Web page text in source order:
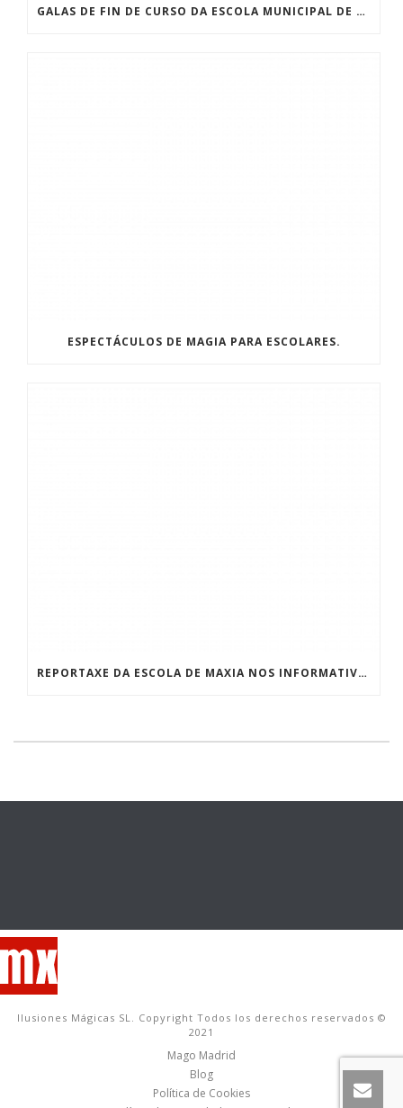
GALAS DE FIN DE CURSO DA ESCOLA MUNICIPAL DE MAXIA
ESPECTÁCULOS DE MAGIA PARA ESCOLARES.
REPORTAXE DA ESCOLA DE MAXIA NOS INFORMATIVOS DA TVG
Ilusiones Mágicas SL. Copyright Todos los derechos reservados ©
2021
Mago Madrid
Blog
Política de Cookies